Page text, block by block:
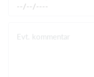
Evt. kommentar